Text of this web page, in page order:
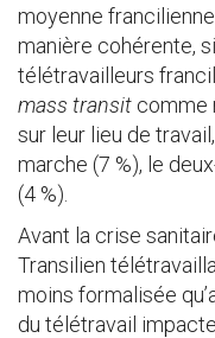
moyenne
manière cohérente,
télétravailleurs
mass transit comme
sur leur lieu de
marche (7 %), le
(4 %).
Avant la crise
Transilien
moins formalisée
du télétravail